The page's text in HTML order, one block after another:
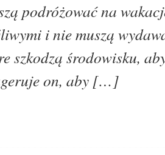
podróżować na
i nie muszą
szkodzą środowisku,
on, aby […]